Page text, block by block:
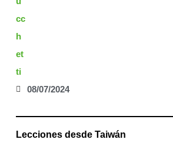
08/07/2024
Lecciones desde Taiwán